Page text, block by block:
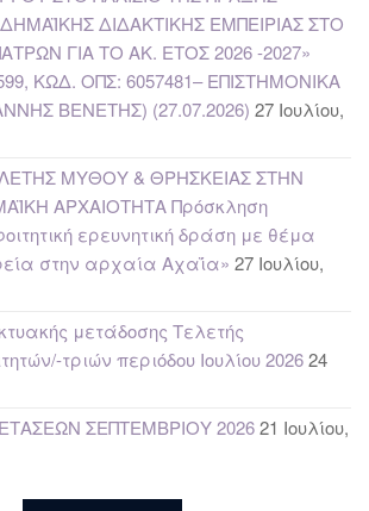
ΔΙΔΑΚΤΙΚΗΣ ΕΜΠΕΙΡΙΑΣ ΣΤΟ
ΓΙΑ ΤΟ ΑΚ. ΕΤΟΣ 2026 -2027»
ΚΩΔ. ΟΠΣ: 6057481– ΕΠΙΣΤΗΜΟΝΙΚΑ
ΒΕΝΕΤΗΣ) (27.07.2026) 27 Ιουλίου,
ΜΥΘΟΥ & ΘΡΗΣΚΕΙΑΣ ΣΤΗΝ
ΑΡΧΑΙΟΤΗΤΑ Πρόσκληση
ερευνητική δράση με θέμα
στην αρχαία Αχαΐα» 27 Ιουλίου,
μετάδοσης Τελετής
τριών περιόδου Ιουλίου 202624
ΣΕΠΤΕΜΒΡΙΟΥ 202621 Ιουλίου,